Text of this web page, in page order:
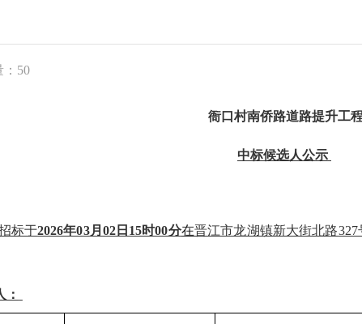
50
衙口村南侨路道路提升工
中标候选人公示
标于2026年03月 02日 15时00分在晋江市龙湖镇新大街北路